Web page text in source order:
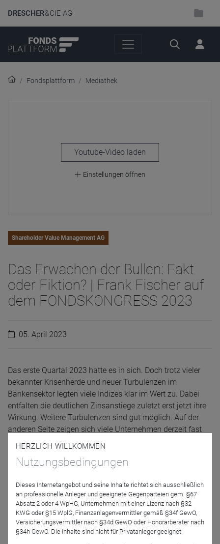
DRESCHER& CIE AG
Suche
Fondsplattform Mediathek
laden
Einstellungen öffnen
Shareholder Value Management AG
Das Erwachen der Bullen: Fakt
oder Fiktion? | Frank Fischer auf
dem FONDSKONGRESS 2023
05. April 2023
Das erste Quartal 2023 hatte es in sich. Doch trotz vieler
bekannter Krisenherde und neuer Turbulenzen im
Bankensektor legten viele Indizes klar im Wert zu. Dabei
entfalten die deutlichen Zinsanstiege zuletzt erst jetzt ihre
Wirkung. Weitere Turbulenzen sind gut möglich. Auf der
anderen Seite zeigen sich viele Unternehmen derzeit fast
schon krisenresistent. Erleben wir also jetzt schon den
eine weitere Bärenmarkt-Rallye bevor die nächste massive
Fuß erwischt? Genau dieser Frage geht Frank Fischer in
seinem aktuellen Vortrag vom Fondkongress in Mannheim
auf den Grund.
HERZLICH WILLKOMMEN
Nutzungsbedingungen
Dieses Internetangebot und seine Inhalte richtet sich ausschließlich
an professionelle Anleger und geeignete Gegenparteien gem. §67
Absatz 2 oder 4 WpHG, Unternehmen mit einer Lizenz nach §32
KWG oder §15 WplG, Finanzanlagenvermittler gemäß §34f GewO,
Versicherungsvermittler nach §34d GewO oder Honorarberater nach
§34h GewO. Die Inhalte sind nicht für Privatanleger geeignet.